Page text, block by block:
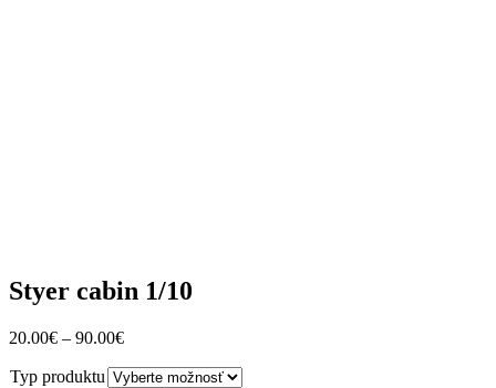
Styer cabin 1/10
20.00€ – 90.00€
Typ produktu